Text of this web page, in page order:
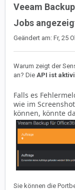
Veeam
Jobs
Geändert am: Fr, 25
Warum zeigt der
an? Die API ist
Falls es
wie im
können, könnte
Sie können die